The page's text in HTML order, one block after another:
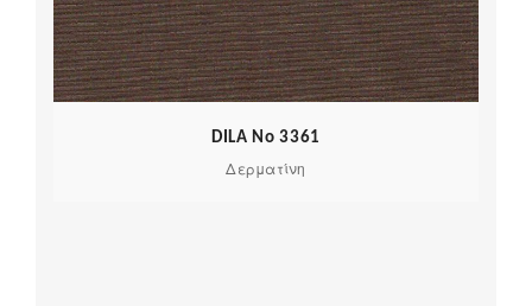
DILA No 3361
Δερματίνη